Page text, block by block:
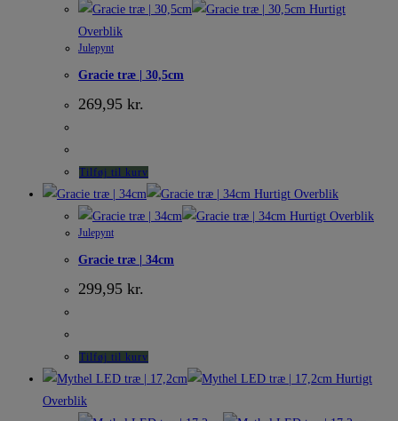
Hurtigt
Overblik
Julepynt
Gracie træ | 30,5cm
269,95 kr.
Tilføj til kurv
Hurtigt Overblik
Hurtigt Overblik
Julepynt
Gracie træ | 34cm
299,95 kr.
Tilføj til kurv
Hurtigt
Overblik